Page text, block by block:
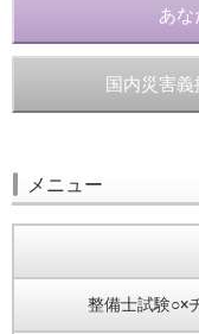
あ
国内災害
メニュー
整備士試験○×